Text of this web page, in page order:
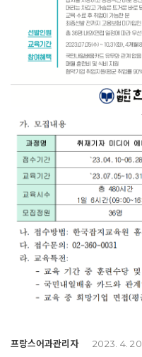
프랑스어과관리자 2023. 4. 20